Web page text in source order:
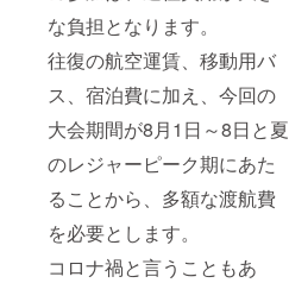
な負担となります。
往復の航空運賃、移動用バ
ス、宿泊費に加え、今回の
大会期間が8月1日～8日と夏
のレジャーピーク期にあた
ることから、多額な渡航費
を必要とします。
コロナ禍と言うこともあ